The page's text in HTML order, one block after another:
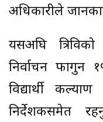
अधिकारीले
यसअघि
निर्वाचन फागुन
विद्यार्थी
निर्देशकसमेत